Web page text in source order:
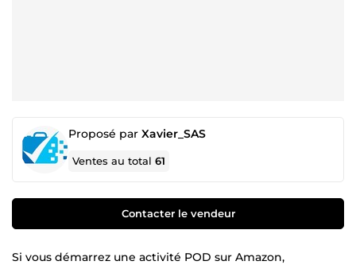
Proposé par Xavier_SAS
Ventes au total61
Contacter le vendeur
Si vous démarrez une activité POD sur Amazon,